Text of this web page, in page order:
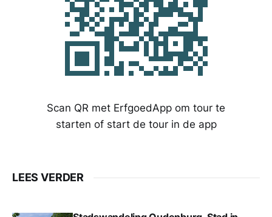
Scan QR met ErfgoedApp om tour te
starten of start de tour in de app
LEES VERDER